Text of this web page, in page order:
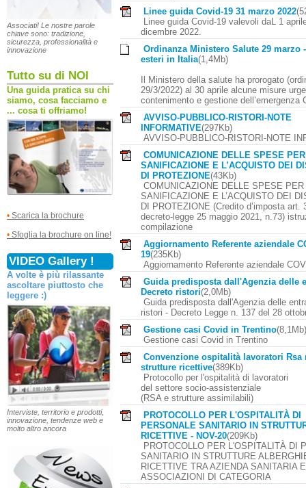
Associati! Le nostre parole
chiave sono: tradizione,
sicurezza, professionalità e
innovazione
Tutto su di NOI
Una guida pratica su chi
siamo, cosa facciamo e
... cosa ti offriamo!
• Scarica la brochure
• Sfoglia la brochure on line!
VIDEO Gallery !
A volte è più rilassante
ascoltare piuttosto che
leggere :)
Interviste, territorio e prodotti,
innovazione, tendenze web e
molto altro ancora
Linee guida Covid-19 31 marzo 2022
Linee guida Covid-19 valevoli daL 1
dicembre 2022.
Ordinanza Ministero Salute 29 marzo
esteri in Italia(1,4Mb)
Il Ministero della salute ha prorogato
29/3/2022) al 30 aprile alcune misure
contenimento e gestione dell’emergenza
AVVISO-PUBBLICO-RISTORI-NOTE
INFORMATIVE(297Kb)
AVVISO-PUBBLICO-RISTORI-NOTE
COMUNICAZIONE DELLE SPESE
SANIFICAZIONE E L’ACQUISTO DEI
DI PROTEZIONE(43Kb)
COMUNICAZIONE DELLE SPESE PER
SANIFICAZIONE E L’ACQUISTO DEI
DI PROTEZIONE (Credito d’imposta art.
decreto-legge 25 maggio 2021, n.73)
compilazione
Aggiornamento Referente aziendale
19(235Kb)
Aggiornamento Referente aziendale
Guida predisposta dall'Agenzia delle
Decreto ristori(2,0Mb)
Guida predisposta dall'Agenzia delle
ristori - Decreto Legge n. 137 del 28
Gestione casi Covid in Trentino
Gestione casi Covid in Trentino
Convenzione ospitalità lavoratori Rsa
strutture ricettive(389Kb)
Protocollo per l'ospitalità di lavoratori
del settore socio-assistenziale
(RSA e strutture assimilabili)
PROTOCOLLO PER L'OSPITALITÀ DI
PERSONALE SANITARIO IN
RICETTIVE - NOV-20(209Kb)
PROTOCOLLO PER L'OSPITALITÀ DI
SANITARIO IN STRUTTURE
RICETTIVE TRA AZIENDA SANITARIA
ASSOCIAZIONI DI CATEGORIA